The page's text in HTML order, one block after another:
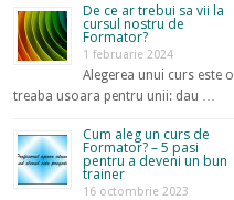
De ce ar trebui sa vii la
cursul nostru de
Formator?
1 februarie 2024
Alegerea unui curs este o
treaba usoara pentru unii: dau …
Cum aleg un curs de
Formator? – 5 pasi
pentru a deveni un bun
trainer
16 octombrie 2023